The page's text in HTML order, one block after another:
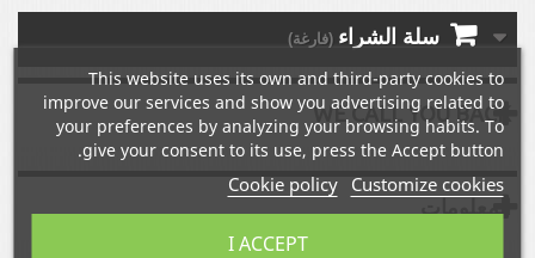
سلة الشراء (فارغة)
WE CALL YOU BACK
المعلومات
This website uses its own and third-party cookies to
improve our services and show you advertising related to
your preferences by analyzing your browsing habits. To
give your consent to its use, press the Accept button.
Cookie policy Customize cookies
I ACCEPT